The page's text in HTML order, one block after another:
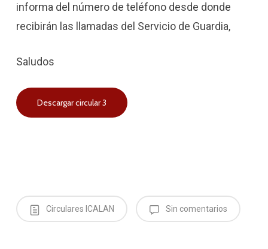
informa del número de teléfono desde donde
recibirán las llamadas del Servicio de Guardia,
Saludos
Descargar circular 3
Circulares ICALAN Sin comentarios